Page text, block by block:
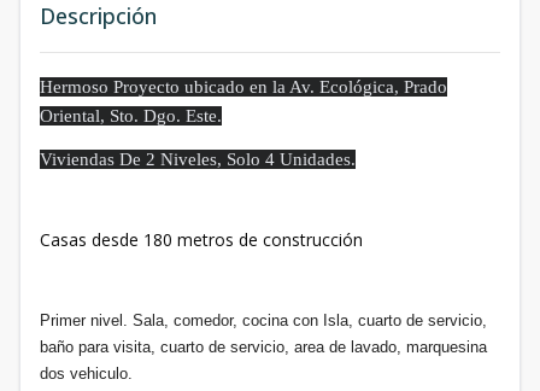
Descripción
Hermoso Proyecto ubicado en la Av. Ecológica, Prado
Oriental, Sto. Dgo. Este.
Viviendas De 2 Niveles, Solo 4 Unidades.
Casas desde 180 metros de construcción
Primer nivel. Sala, comedor, cocina con Isla, cuarto de servicio,
baño para visita, cuarto de servicio, area de lavado, marquesina
dos vehiculo.